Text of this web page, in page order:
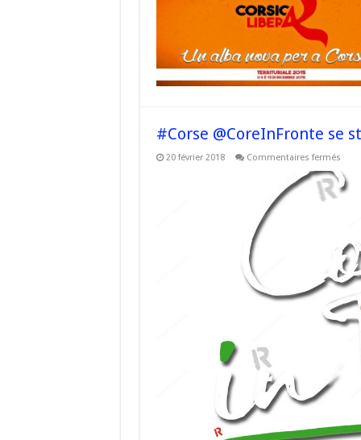
#Corse @CoreInFronte se
20 février 2018 Commentaires ferméssur
se